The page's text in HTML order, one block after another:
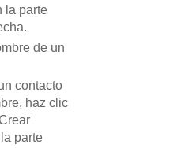
la parte
de un
contacto
haz clic
parte